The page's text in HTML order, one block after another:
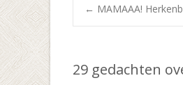
← MAMAAA!
29 gedachten